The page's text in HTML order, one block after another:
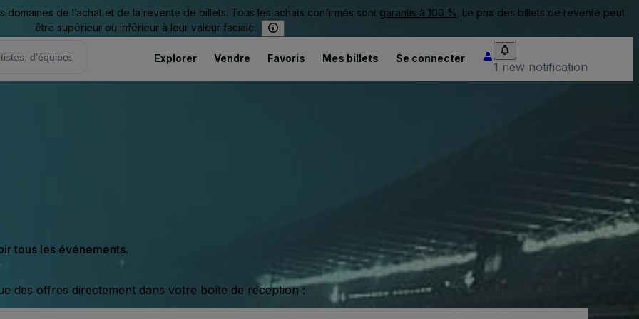
de l’achat et de la revente de billets. Tous les achats confirmés sont garantis à 100 %. Le prix des billets de revente peut
être supérieur ou inférieur à leur valeur faciale.
Explorer Vendre Favoris Mes billets Se connecter
1 new notification
tous les événements.
des offres directement dans votre boîte de réception :